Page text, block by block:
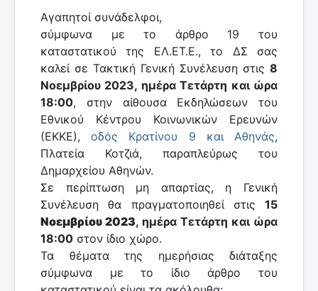
Αγαπητοί συνάδελφοι,
σύμφωνα με το άρθρο 19 του
καταστατικού της ΕΛ.ΕΤ.Ε., το ΔΣ σας
καλεί σε Τακτική Γενική Συνέλευση στις 8
Νοεμβρίου 2023, ημέρα Τετάρτη και ώρα
18:00, στην αίθουσα Εκδηλώσεων του
Εθνικού Κέντρου Κοινωνικών Ερευνών
(ΕΚΚΕ),οδός Κρατίνου 9 και Αθηνάς,
Πλατεία Κοτζιά, παραπλεύρως του
Δημαρχείου Αθηνών.
Σε περίπτωση μη απαρτίας, η Γενική
Συνέλευση θα πραγματοποιηθεί στις 15
Νοεμβρίου 2023, ημέρα Τετάρτη και ώρα
18:00 στον ίδιο χώρο.
Τα θέματα της ημερήσιας διάταξης
σύμφωνα με το ίδιο άρθρο του